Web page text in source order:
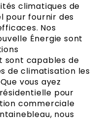
climatiques de
pour fournir des
Nos
Énergie sont
sont capables de
de climatisation les
vous ayez
pour
commerciale
nous